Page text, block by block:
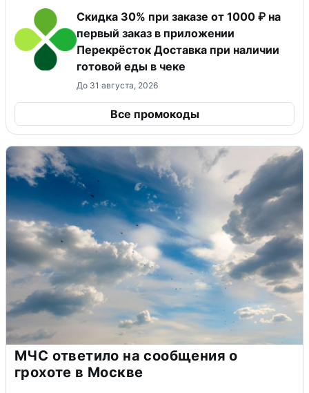
Скидка 30% при заказе от 1000 ₽ на
первый заказ в приложении
Перекрёсток Доставка при наличии
готовой еды в чеке
До 31 августа, 2026
Все промокоды
МЧС ответило на сообщения о
грохоте в Москве